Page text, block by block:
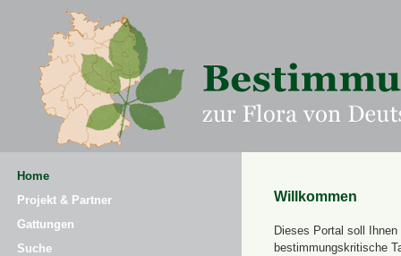
Home
Projekt & Partner
Gattungen
Suche
Willkommen
Dieses Portal soll Ihnen
bestimmungskritische